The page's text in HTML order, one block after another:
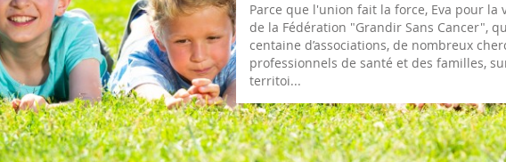
Parce que l'union fait la force, Eva pour la
de la Fédération "Grandir Sans Cancer",
centaine d’associations, de nombreux
professionnels de santé et des familles,
territoi...